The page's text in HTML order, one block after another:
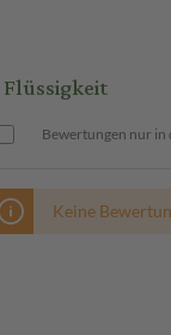
Bewertungen nur in
Keine